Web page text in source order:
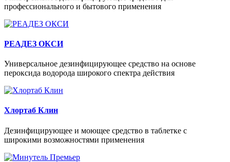
профессионального и бытового применения
РЕАДЕЗ ОКСИ
Универсальное дезинфицирующее средство на основе
пероксида водорода широкого спектра действия
Хлортаб Клин
Дезинфицирующее и моющее средство в таблетке с
широкими возможностями применения